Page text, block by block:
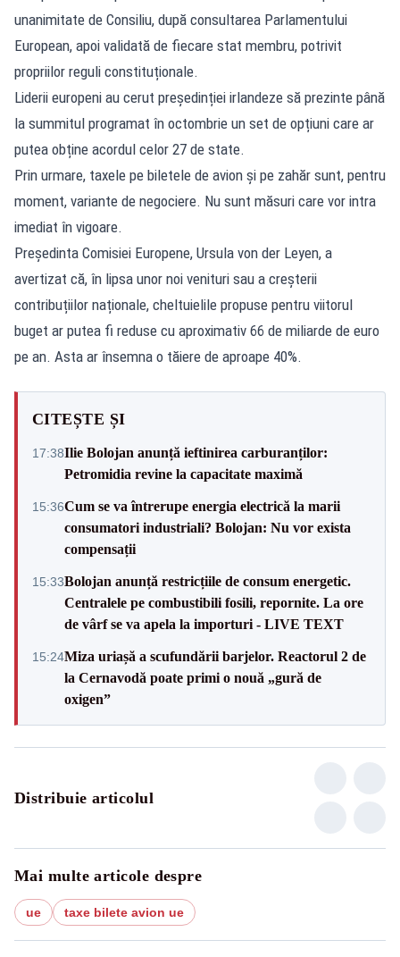
unanimitate de Consiliu, după consultarea Parlamentului
European, apoi validată de fiecare stat membru, potrivit
propriilor reguli constituționale.
Liderii europeni au cerut președinției irlandeze să prezinte până
la summitul programat în octombrie un set de opțiuni care ar
putea obține acordul celor 27 de state.
Prin urmare, taxele pe biletele de avion și pe zahăr sunt, pentru
moment, variante de negociere. Nu sunt măsuri care vor intra
imediat în vigoare.
Președinta Comisiei Europene, Ursula von der Leyen, a
avertizat că, în lipsa unor noi venituri sau a creșterii
contribuțiilor naționale, cheltuielile propuse pentru viitorul
buget ar putea fi reduse cu aproximativ 66 de miliarde de euro
pe an. Asta ar însemna o tăiere de aproape 40%.
CITEȘTE ȘI
17:38Ilie Bolojan anunță ieftinirea carburanților:
Petromidia revine la capacitate maximă
15:36Cum se va întrerupe energia electrică la marii
consumatori industriali? Bolojan: Nu vor exista
compensații
15:33Bolojan anunță restricțiile de consum energetic.
Centralele pe combustibili fosili, repornite. La ore
de vârf se va apela la importuri - LIVE TEXT
15:24Miza uriașă a scufundării barjelor. Reactorul 2 de
la Cernavodă poate primi o nouă „gură de
oxigen”
Distribuie articolul
Mai multe articole despre
ue taxe bilete avion ue